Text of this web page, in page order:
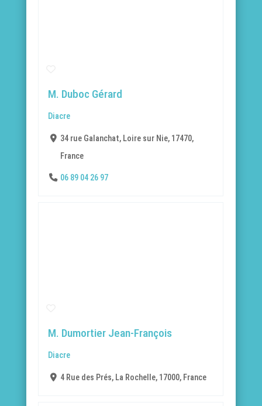
M. Duboc Gérard
Diacre
34 rue Galanchat, Loire sur Nie, 17470,
France
06 89 04 26 97
M. Dumortier Jean-François
Diacre
4 Rue des Prés, La Rochelle, 17000, France